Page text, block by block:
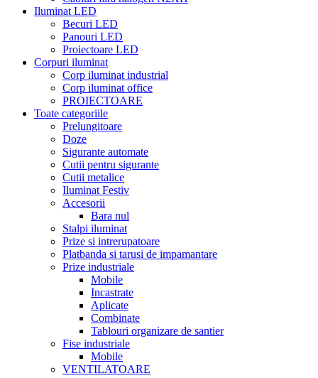
Iluminat LED
Becuri LED
Panouri LED
Proiectoare LED
Corpuri iluminat
Corp iluminat industrial
Corp iluminat office
PROIECTOARE
Toate categoriile
Prelungitoare
Doze
Sigurante automate
Cutii pentru sigurante
Cutii metalice
Iluminat Festiv
Accesorii
Bara nul
Stalpi iluminat
Prize si intrerupatoare
Platbanda si tarusi de impamantare
Prize industriale
Mobile
Incastrate
Aplicate
Combinate
Tablouri organizare de santier
Fise industriale
Mobile
VENTILATOARE